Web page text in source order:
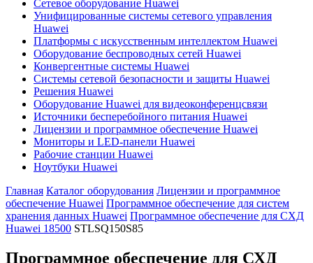
Сетевое оборудование Huawei
Унифицированные системы сетевого управления
Huawei
Платформы с искусственным интеллектом Huawei
Оборудование беспроводных сетей Huawei
Конвергентные системы Huawei
Системы сетевой безопасности и защиты Huawei
Решения Huawei
Оборудование Huawei для видеоконференцсвязи
Источники бесперебойного питания Huawei
Лицензии и программное обеспечение Huawei
Мониторы и LED-панели Huawei
Рабочие станции Huawei
Ноутбуки Huawei
Главная Каталог оборудования Лицензии и программное
обеспечение Huawei Программное обеспечение для систем
хранения данных Huawei Программное обеспечение для СХД
Huawei 18500 STLSQ150S85
Программное обеспечение для СХД